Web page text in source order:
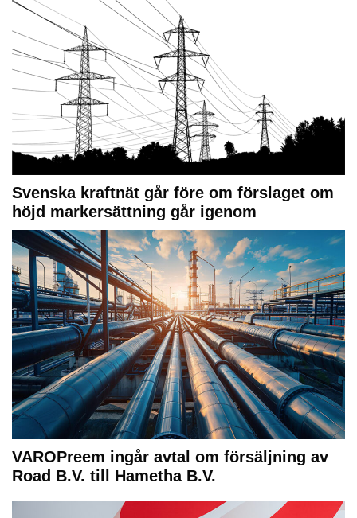
Svenska kraftnät går före om förslaget om
höjd markersättning går igenom
VAROPreem ingår avtal om försäljning av
Road B.V. till Hametha B.V.